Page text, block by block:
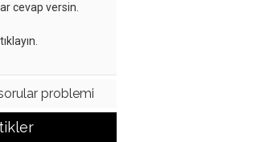
cevap versin.
tıklayın.
problemi